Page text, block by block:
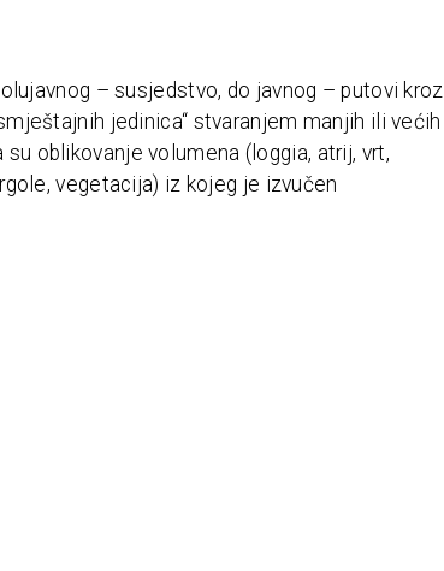
– susjedstvo, do javnog – putovi kroz
jedinica“ stvaranjem manjih ili većih
oblikovanje volumena (loggia, atrij, vrt,
vegetacija) iz kojeg je izvučen